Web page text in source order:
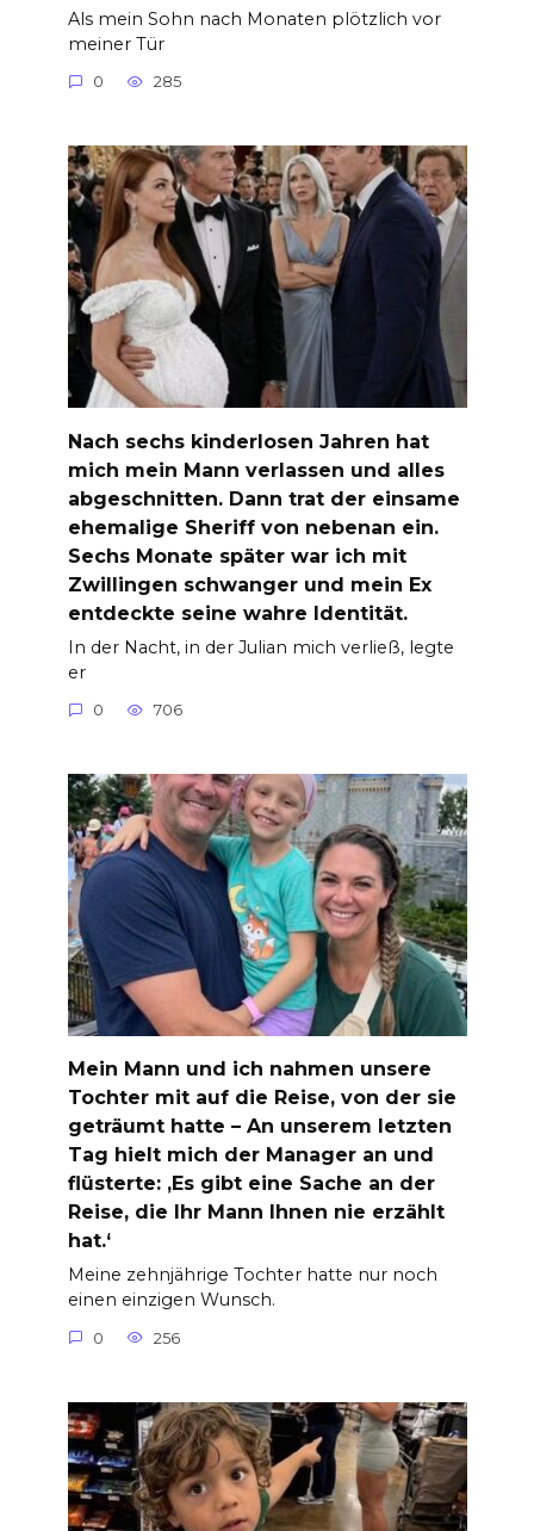
Als mein Sohn nach Monaten plötzlich vor
meiner Tür
0 285
Nach sechs kinderlosen Jahren hat
mich mein Mann verlassen und alles
abgeschnitten. Dann trat der einsame
ehemalige Sheriff von nebenan ein.
Sechs Monate später war ich mit
Zwillingen schwanger und mein Ex
entdeckte seine wahre Identität.
In der Nacht, in der Julian mich verließ, legte
er
0 706
Mein Mann und ich nahmen unsere
Tochter mit auf die Reise, von der sie
geträumt hatte – An unserem letzten
Tag hielt mich der Manager an und
flüsterte: ‚Es gibt eine Sache an der
Reise, die Ihr Mann Ihnen nie erzählt
hat.‘
Meine zehnjährige Tochter hatte nur noch
einen einzigen Wunsch.
0 256